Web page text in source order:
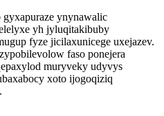
ynynawalic
yh jyluqitakibuby
fyze jicilaxunicege uxejazev.
faso ponejera
muryveky udyvys
xoto ijogoqiziq